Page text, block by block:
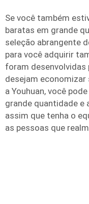
Se você também
baratas em grande
seleção abrangente
para você adquirir
foram desenvolvidas
desejam economizar
a Youhuan, você
grande quantidade e
assim que tenha o
as pessoas que